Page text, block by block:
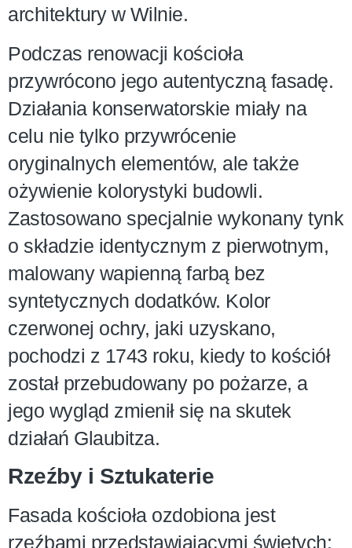
architektury w Wilnie.
Podczas renowacji kościoła
przywrócono jego autentyczną fasadę.
Działania konserwatorskie miały na
celu nie tylko przywrócenie
oryginalnych elementów, ale także
ożywienie kolorystyki budowli.
Zastosowano specjalnie wykonany tynk
o składzie identycznym z pierwotnym,
malowany wapienną farbą bez
syntetycznych dodatków. Kolor
czerwonej ochry, jaki uzyskano,
pochodzi z 1743 roku, kiedy to kościół
został przebudowany po pożarze, a
jego wygląd zmienił się na skutek
działań Glaubitza.
Rzeźby i Sztukaterie
Fasada kościoła ozdobiona jest
rzeźbami przedstawiającymi świętych: